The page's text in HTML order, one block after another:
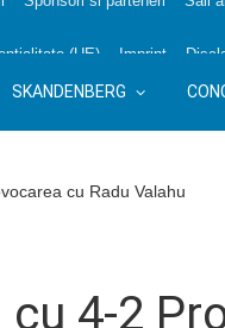
(UE) Imprint
SKANDENBERG
cu Radu Valahu
4-2